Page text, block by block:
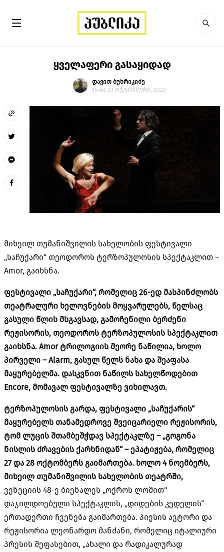
ყველაფერი გასაყიდად
დავით ბუხრიკიძე
15:49, 23 ოქტომბერი, 2023
მიხეილ თუმანიშვილის სახელობის ფესტივალი
„საჩუქარი“ თეოდოროს ტერზოპულოსის სპექტაკლით –
Amor, გაიხსნა.
ფესტივალი „საჩუქარი“, რომელიც 26-ედ მასპინძლობს
თეატრალური ხელოვნების მოყვარულებს, წელსაც
გასული წლის მსგავსად, გამოჩენილი ბერძენი
რეჟისორის, თეოდოროს ტერზოპულოსის სპექტაკლით
გაიხსნა. Amor ტრილოგიის მეორე ნაწილია, ხოლო
პირველი – Alarm, გასულ წელს ნახა და შეაფასა
მაყურებელმა. დასკვნით ნაწილს სახელწოდებით
Encore, მომავალ ფესტივალზე ვიხილავთ.
ტერზოპულოსის გარდა, ფესტივალი „საჩუქარის“
მაყურებელს თანამედროვე შვეიცარიელი რეჟისორის,
ტომ ლუცის შთამბეშჭდავ სპექტაკლზე – „გოგონა
ნისლის ძრავების ქარხნიდან“ – ეპატიჟება, რომელიც
27 და 28 ოქტომბერს გაიმართება. ხოლო 4 ნოემბერს,
მიხეილ თუმანიშვილის სახელობის თეატრში,
ვენეციის 48-ე ბიენალეს „ოქროს ლომით“
დაჯილდოებული სპექტაკლის, „დიდების კედელის“
ერთადერთი ჩვენება გაიმართება. პიესის ავტორი და
რეჟისორია ლეონარდო მანძანი, რომელიც იტალიური
პრესის შეფასებით, „ახალი და რადიკალურად